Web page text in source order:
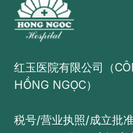
红玉医院有限公司（
HỒNG NGỌC）
税号/营业执照/成立批